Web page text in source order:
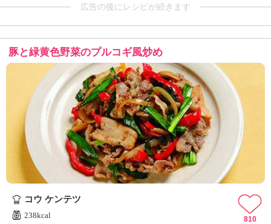
広告の後にレシピが続きます
豚と緑黄色野菜のプルコギ風炒め
コウ ケンテツ
238kcal
810